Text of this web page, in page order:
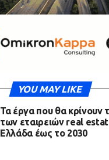
YOU MAY LIKE
Τα έργα που θα κρίνουν
των εταιρειών real
Ελλάδα έως το 2030